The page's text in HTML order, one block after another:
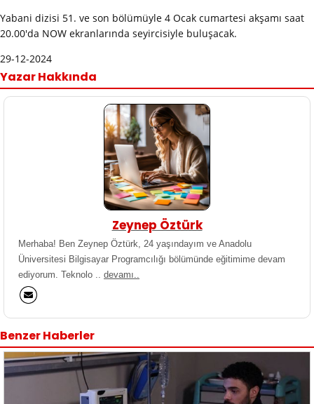
Yabani dizisi 51. ve son bölümüyle 4 Ocak cumartesi akşamı saat
20.00'da NOW ekranlarında seyircisiyle buluşacak.
29-12-2024
Yazar Hakkında
Zeynep Öztürk
Merhaba! Ben Zeynep Öztürk, 24 yaşındayım ve Anadolu
Üniversitesi Bilgisayar Programcılığı bölümünde eğitimime devam
ediyorum. Teknolo .. devamı..
Benzer Haberler